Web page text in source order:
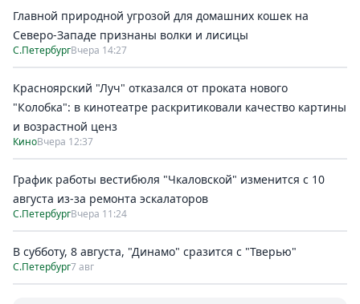
Главной природной угрозой для домашних кошек на
Северо-Западе признаны волки и лисицы
С.ПетербургВчера 14:27
Красноярский "Луч" отказался от проката нового
"Колобка": в кинотеатре раскритиковали качество картины
и возрастной ценз
КиноВчера 12:37
График работы вестибюля "Чкаловской" изменится с 10
августа из-за ремонта эскалаторов
С.ПетербургВчера 11:24
В субботу, 8 августа, "Динамо" сразится с "Тверью"
С.Петербург7 авг